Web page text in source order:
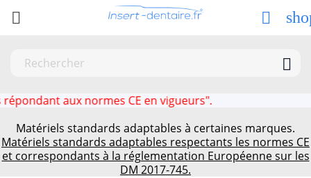
 

aux normes CE en vigueurs".
Matériels standards adaptables à certaines marques.
Matériels standards adaptables respectants les normes CE
et correspondants à la réglementation Européenne sur les
DM 2017-745.